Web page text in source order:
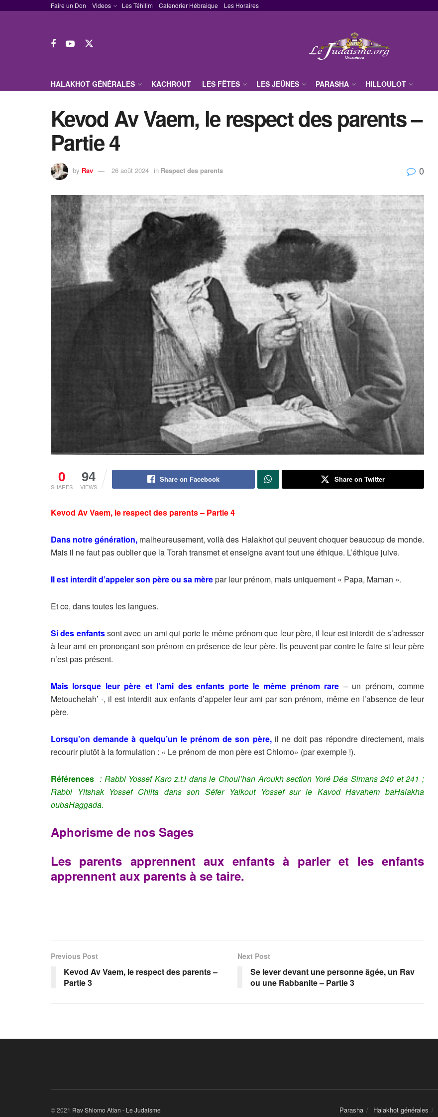
Faire un Don Videos Les Téhilim Calendrier Hébraique Les Horaires
HALAKHOT GÉNÉRALES KACHROUT LES FÊTES LES JEÛNES PARASHA HILLOULOT
Kevod Av Vaem, le respect des parents –
Partie 4
by Rav 26 août 2024 in Respect des parents 0
0
SHARES
94
VIEWS
Share on Facebook Share on Twitter
Kevod Av Vaem, le respect des parents – Partie 4
Dans notre génération, malheureusement, voilà des Halakhot qui peuvent choquer beaucoup de monde.
Mais il ne faut pas oublier que la Torah transmet et enseigne avant tout une éthique. L’éthique juive.
Il est interdit d’appeler son père ou sa mèrepar leur prénom, mais uniquement « Papa, Maman ».
Et ce, dans toutes les langues.
Si des enfantssont avec un ami qui porte le même prénom que leur père, il leur est interdit de s’adresser
à leur ami en prononçant son prénom en présence de leur père. Ils peuvent par contre le faire si leur père
n’est pas présent.
Mais lorsque leur père et l’ami des enfants porte le même prénom rare – un prénom, comme
Metouchelah’ -, il est interdit aux enfants d’appeler leur ami par son prénom, même en l’absence de leur
père.
Lorsqu’on demande à quelqu’un le prénom de son père,il ne doit pas répondre directement, mais
recourir plutôt à la formulation : « Le prénom de mon père est Chlomo» (par exemple !).
Références: Rabbi Yossef Karo z.t.l dans le Choul’han Aroukh section Yoré Déa Simans 240 et 241 ;
Rabbi Yitshak Yossef Chlita dans son Séfer Yalkout Yossef sur le Kavod Havahem baHalakha
oubaHaggada.
Aphorisme de nos Sages
Les parents apprennent aux enfants à parler et les enfants
apprennent aux parents à se taire.
Previous Post
Kevod Av Vaem, le respect des parents –
Partie 3
Next Post
Se lever devant une personne âgée, un Rav
ou une Rabbanite – Partie 3
Parasha Halakhot générales
© 2021 Rav Shlomo Atlan - Le Judaisme